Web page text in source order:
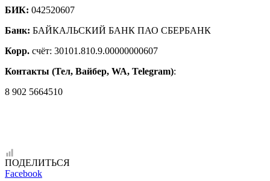
БИК: 042520607
Банк: БАЙКАЛЬСКИЙ БАНК ПАО СБЕРБАНК
Корр. счёт: 30101.810.9.00000000607
Контакты (Тел, Вайбер, WA, Telegram):
8 902 5664510
ПОДЕЛИТЬСЯ
Facebook